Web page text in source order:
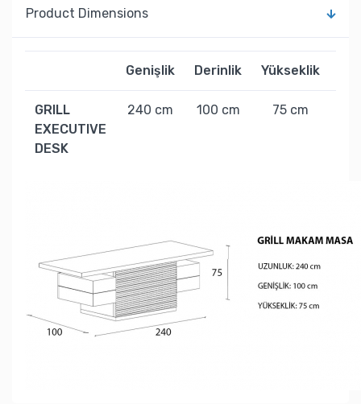
Product Dimensions
Genişlik Derinlik Yükseklik
GRILL
EXECUTIVE
DESK
240 cm 100 cm 75 cm